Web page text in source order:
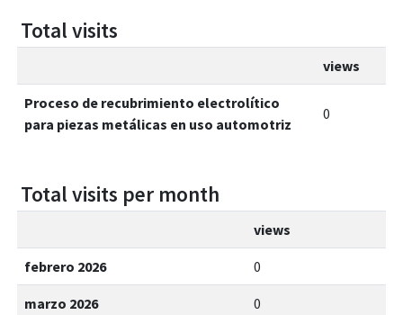
Total visits
views
Proceso de recubrimiento electrolítico
para piezas metálicas en uso automotriz
0
Total visits per month
views
febrero 2026 0
marzo 2026 0